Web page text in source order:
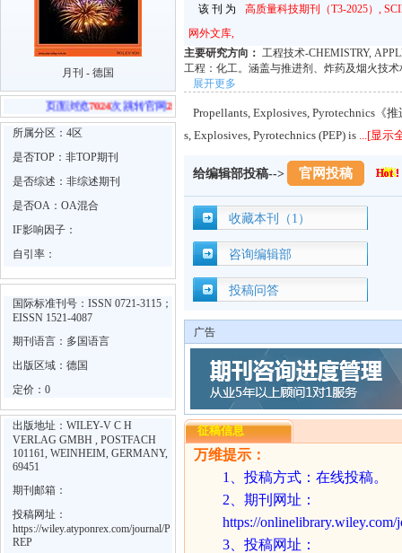
月刊 - 德国
页面浏览 7024次 跳转官网24次
所属分区：4区
是否TOP：非TOP期刊
是否综述：非综述期刊
是否OA：OA混合
IF影响因子：
自引率：
国际标准刊号：ISSN 0721-3115；
EISSN 1521-4087
期刊语言：多国语言
出版区域：德国
定价：0
出版地址：WILEY-V C H
VERLAG GMBH , POSTFACH
101161, WEINHEIM, GERMANY,
69451
期刊邮箱：
投稿网址：
https://wiley.atyponrex.com/journal/P
REP
该 刊 为
高质量科技期刊（T3-2025）,
网外文库,
主要研究方向： 工程技术-CHEMISTRY,
工程：化工。涵盖与推进剂、炸药及烟火技
展开更多
Propellants, Explosives, Pyrotechnics《
s, Explosives, Pyrotechnics (PEP) is ...[显示
给编辑部投稿--> 官网投稿
收藏本刊（1）
咨询编辑部
投稿问答
广告
征稿信息
万维提示：
1
投稿方式：在线投稿。
2 、期刊网址：
https://onlinelibrary.wiley.com/
3 、投稿网址：